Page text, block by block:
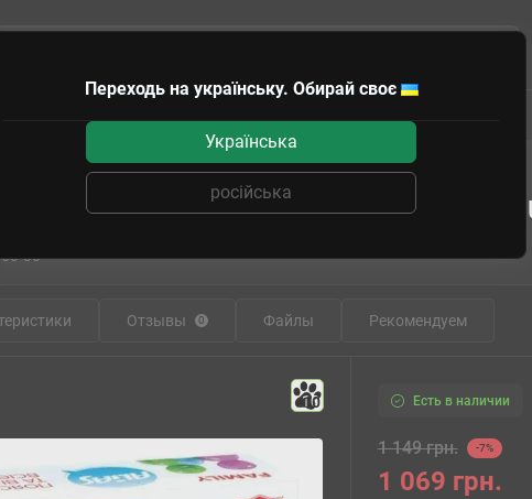
сертификаты
игра Аліас Сімейний (Alias Family)
30
Отзывы 0 Файлы Рекомендуем
10 Есть в наличии
1 149 грн. -7%
1 069 грн.
Переходь на українську. Обирай своє
Українська
російська